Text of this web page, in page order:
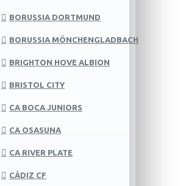
BORUSSIA DORTMUND
BORUSSIA MÖNCHENGLADBACH
BRIGHTON HOVE ALBION
BRISTOL CITY
CA BOCA JUNIORS
CA OSASUNA
CA RIVER PLATE
CÁDIZ CF